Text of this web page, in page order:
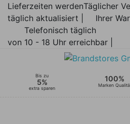
Lieferzeiten werden
täglich aktualisiert |
Täglicher
Ihrer
Telefonisch täglich
von 10 - 18 Uhr erreichbar |
Bis zu
5%
extra sparen
100%
Marken